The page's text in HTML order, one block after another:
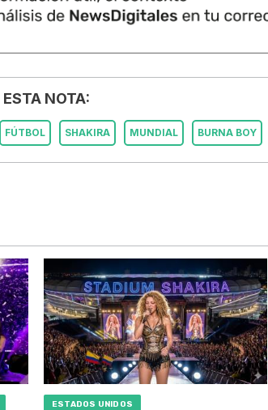
NOTA:
FÚTBOL SHAKIRA MUNDIAL BURNA BOY
ESTADOS UNIDOS